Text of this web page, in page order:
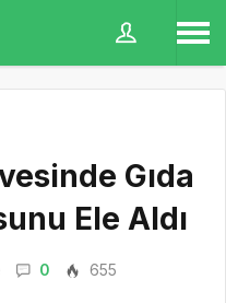
Gıda
Ele Aldı
0
655